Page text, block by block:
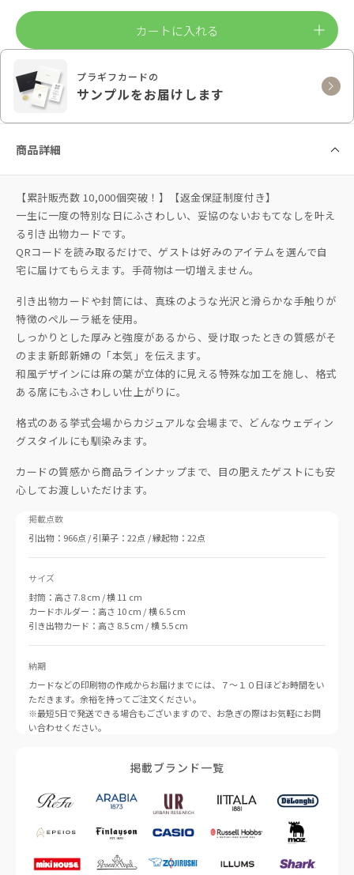
カートに入れる
プラギフカードの
サンプルをお届けします
商品詳細
【累計販売数 10,000個突破！】【返金保証制度付き】
一生に一度の特別な日にふさわしい、妥協のないおもてなしを叶え
る引き出物カードです。
QRコードを読み取るだけで、ゲストは好みのアイテムを選んで自
宅に届けてもらえます。手荷物は一切増えません。
引き出物カードや封筒には、真珠のような光沢と滑らかな手触りが
特徴のペルーラ紙を使用。
しっかりとした厚みと強度があるから、受け取ったときの質感がそ
のまま新郎新婦の「本気」を伝えます。
和風デザインには麻の葉が立体的に見える特殊な加工を施し、格式
ある席にもふさわしい仕上がりに。
格式のある挙式会場からカジュアルな会場まで、どんなウェディン
グスタイルにも馴染みます。
カードの質感から商品ラインナップまで、目の肥えたゲストにも安
心してお渡しいただけます。
掲載点数
引出物：966点 / 引菓子：22点 / 縁起物：22点
サイズ
封筒：高さ 7.8 cm / 横 11 cm
カードホルダー：高さ 10 cm / 横 6.5 cm
引き出物カード：高さ 8.5 cm / 横 5.5 cm
納期
カードなどの印刷物の作成からお届けまでには、７〜１０日ほどお時間をい
ただきます。余裕を持ってご注文ください。
※最短5日で発送できる場合もございますので、お急ぎの際はお気軽にお問
い合わせください。
掲載ブランド一覧